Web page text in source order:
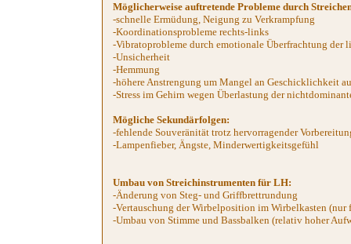
Möglicherweise auftretende Probleme durch
-schnelle Ermüdung, Neigung zu Verkrampfung
-Koordinationsprobleme rechts-links
-Vibratoprobleme durch emotionale Überfrachtung der
-Unsicherheit
-Hemmung
-höhere Anstrengung um Mangel an Geschicklichkeit
-Stress im Gehirn wegen Überlastung der
Mögliche Sekundärfolgen:
-fehlende Souveränität trotz hervorragender
-Lampenfieber, Ängste, Minderwertigkeitsgefühl
Umbau von Streichinstrumenten für LH:
-Änderung von Steg- und Griffbrettrundung
-Vertauschung der Wirbelposition im Wirbelkasten
-Umbau von Stimme und Bassbalken (relativ hoher